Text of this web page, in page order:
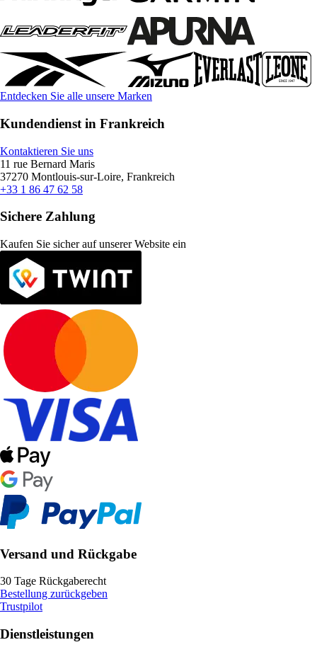
Entdecken Sie alle unsere Marken
Kundendienst in Frankreich
Kontaktieren Sie uns
11 rue Bernard Maris
37270 Montlouis-sur-Loire, Frankreich
+33 1 86 47 62 58
Sichere Zahlung
Kaufen Sie sicher auf unserer Website ein
Versand und Rückgabe
30 Tage Rückgaberecht
Bestellung zurückgeben
Trustpilot
Dienstleistungen